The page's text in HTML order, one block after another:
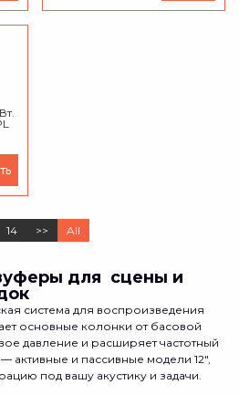
переключатель режимов
Bi-Amp (Parallel/Discrete).
14 >> All
для сцены и
система для воспроизведения
основные колонки от басовой
давление и расширяет частотный
активные и пассивные модели 12",
под вашу акустику и задачи.